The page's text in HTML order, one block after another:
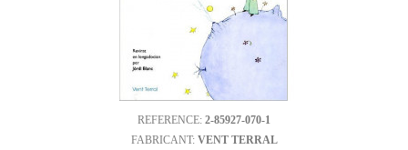
REFERENCE: 2-85927-070-1
FABRICANT: VENT TERRAL